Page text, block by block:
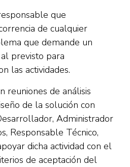
que
de cualquier
que demande un
previsto para
las actividades.
reuniones de análisis
de la solución con
Administrador
Responsable Técnico,
dicha actividad con el
de aceptación del